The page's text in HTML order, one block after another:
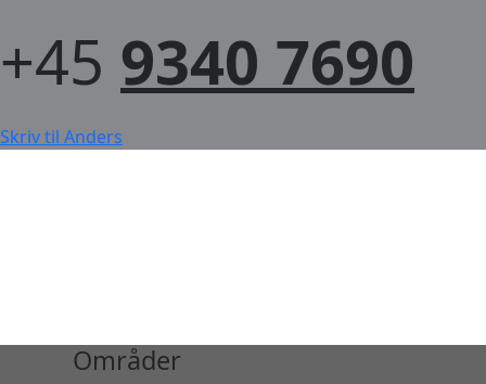
+45 9340 7690
Skriv til Anders
Områder